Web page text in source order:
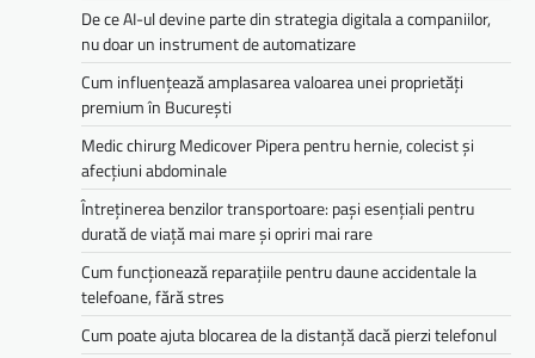
De ce AI-ul devine parte din strategia digitala a companiilor,
nu doar un instrument de automatizare
Cum influențează amplasarea valoarea unei proprietăți
premium în București
Medic chirurg Medicover Pipera pentru hernie, colecist și
afecțiuni abdominale
Întreținerea benzilor transportoare: pași esențiali pentru
durată de viață mai mare și opriri mai rare
Cum funcționează reparațiile pentru daune accidentale la
telefoane, fără stres
Cum poate ajuta blocarea de la distanță dacă pierzi telefonul